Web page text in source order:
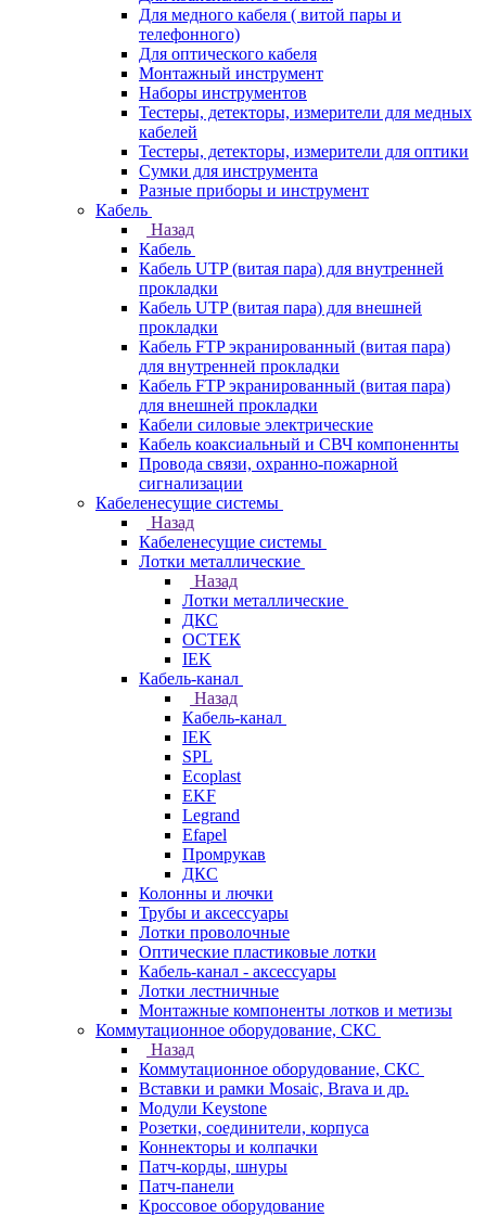
Для медного кабеля ( витой пары и
телефонного)
Для оптического кабеля
Монтажный инструмент
Наборы инструментов
Тестеры, детекторы, измерители для медных
кабелей
Тестеры, детекторы, измерители для оптики
Сумки для инструмента
Разные приборы и инструмент
Кабель
Назад
Кабель
Кабель UTP (витая пара) для внутренней
прокладки
Кабель UTP (витая пара) для внешней
прокладки
Кабель FTP экранированный (витая пара)
для внутренней прокладки
Кабель FTP экранированный (витая пара)
для внешней прокладки
Кабели силовые электрические
Кабель коаксиальный и СВЧ компоненнты
Провода связи, охранно-пожарной
сигнализации
Кабеленесущие системы
Назад
Кабеленесущие системы
Лотки металлические
Назад
Лотки металлические
ДКС
ОСТЕК
IEK
Кабель-канал
Назад
Кабель-канал
IEK
SPL
Ecoplast
EKF
Legrand
Efapel
Промрукав
ДКС
Колонны и лючки
Трубы и аксессуары
Лотки проволочные
Оптические пластиковые лотки
Кабель-канал - аксессуары
Лотки лестничные
Монтажные компоненты лотков и метизы
Коммутационное оборудование, СКС
Назад
Коммутационное оборудование, СКС
Вставки и рамки Mosaic, Brava и др.
Модули Keystone
Розетки, соединители, корпуса
Коннекторы и колпачки
Патч-корды, шнуры
Патч-панели
Кроссовое оборудование